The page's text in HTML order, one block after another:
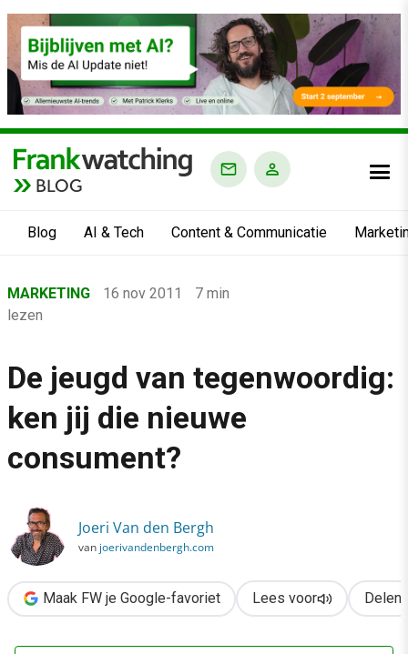
BLOG
Blog AI & Tech Content & Communicatie
›
Marketing
›
De jeugd van tegenwoordig: ken jij die nieuwe consument?
MARKETING 16 nov 2011
7 min
lezen
De jeugd van tegenwoordig:
ken jij die nieuwe
consument?
Joeri Van den Bergh
van joerivandenbergh.com
Maak FW je Google-favoriet Lees voor Delen